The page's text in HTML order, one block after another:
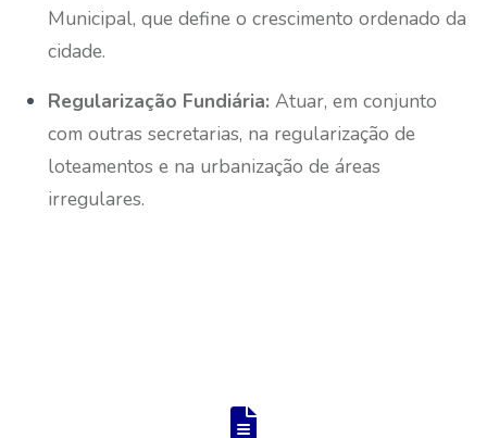
Municipal, que define o crescimento ordenado da
cidade.
Regularização Fundiária: Atuar, em conjunto
com outras secretarias, na regularização de
loteamentos e na urbanização de áreas
irregulares.